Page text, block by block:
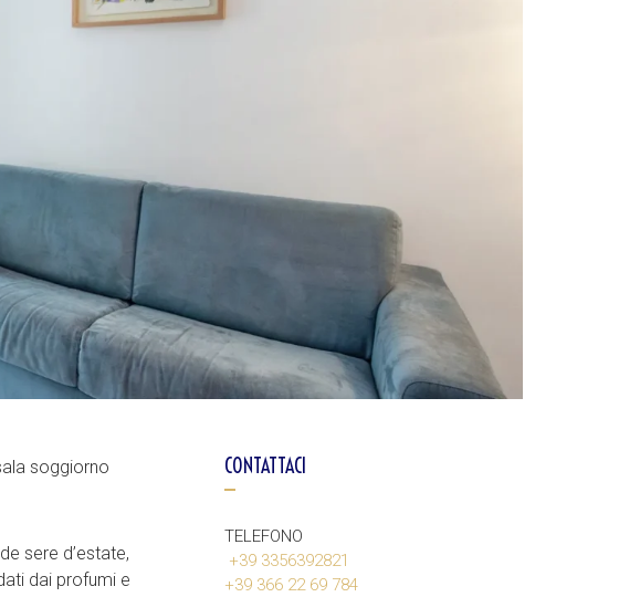
soggiorno
sere d’estate,
dai profumi e
CONTATTACI
TELEFONO
+39 3356392821
+39 366 22 69 784